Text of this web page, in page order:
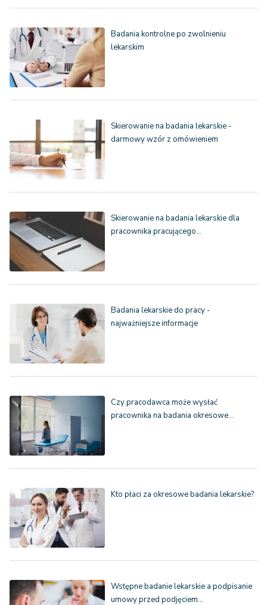
Badania kontrolne po zwolnieniu
lekarskim
Skierowanie na badania lekarskie -
darmowy wzór z omówieniem
Skierowanie na badania lekarskie dla
pracownika pracującego…
Badania lekarskie do pracy -
najważniejsze informacje
Czy pracodawca może wysłać
pracownika na badania okresowe…
Kto płaci za okresowe badania lekarskie?
Wstępne badanie lekarskie a podpisanie
umowy przed podjęciem…